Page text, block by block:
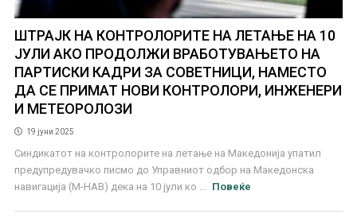
ШТРАЈК НА КОНТРОЛОРИТЕ НА ЛЕТАЊЕ НА 10
ЈУЛИ АКО ПРОДОЛЖИ ВРАБОТУВАЊЕТО НА
ПАРТИСКИ КАДРИ ЗА СОВЕТНИЦИ, НАМЕСТО
ДА СЕ ПРИМАТ НОВИ КОНТРОЛОРИ, ИНЖЕНЕРИ
И МЕТЕОРОЛОЗИ
19 јуни 2025
Синдикатот на контролорите на летање на Македонија упатил
предупредувачко писмо до Управниот одбор на Македонска
навигација (М-НАВ) дека на 10 јули ко ...
Повеќе